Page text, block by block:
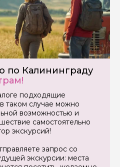
по Калининграду
подходящие
таком случае можно
возможностью и
самостоятельно
экскурсий!
запрос со
экскурсии: места